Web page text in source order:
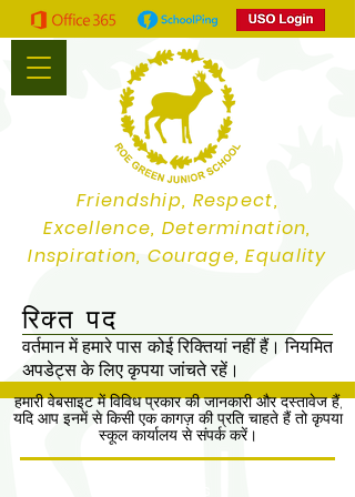
Friendship, Respect,
Excellence, Determination,
Inspiration, Courage, Equality
रिक्त पद
वर्तमान में हमारे पास कोई रिक्तियां नहीं हैं। नियमित
अपडेट्स के लिए कृपया जांचते रहें।
हमारी वेबसाइट में विविध प्रकार की जानकारी और दस्तावेज हैं,
यदि आप इनमें से किसी एक कागज़ की प्रति चाहते हैं तो कृपया
स्कूल कार्यालय से संपर्क करें।